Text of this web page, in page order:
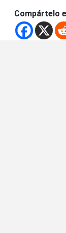
Compártelo